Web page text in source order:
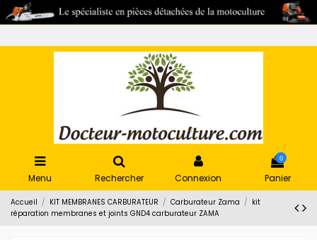
Menu Rechercher Connexion
0
Panier
Accueil KIT MEMBRANES CARBURATEUR Carburateur Zama
kit
réparation membranes et joints GND4 carburateur ZAMA